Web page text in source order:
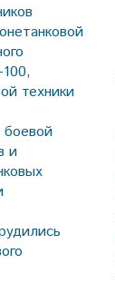
техники
боевой
и